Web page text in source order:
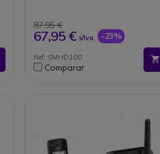
(HAC)
1 cuenta SIP
Compatible con las principales
plataformas de telefonía IP
87,95 €
67,95 € s/Iva -23%
Ref: SMHD100
Comparar